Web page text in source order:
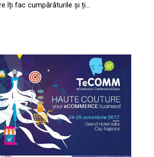
îți fac cumpărăturile și ți…